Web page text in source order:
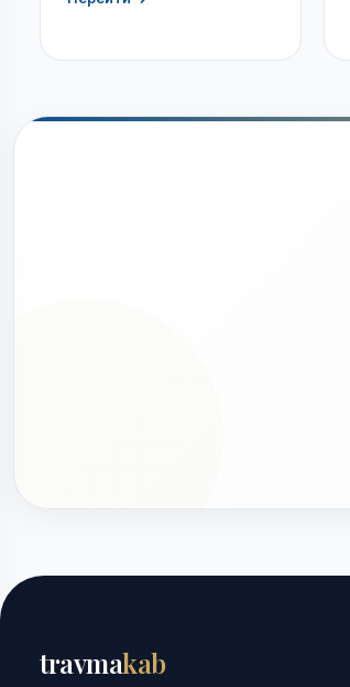
travmakab